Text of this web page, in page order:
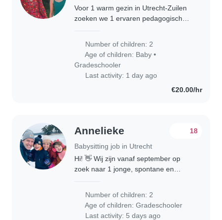
Voor 1 warm gezin in Utrecht-Zuilen
zoeken we 1 ervaren pedagogisch
week, met..
Number of children: 2
Age of children: Baby •
Gradeschooler
Last activity: 1 day ago
€20.00/hr
Annelieke
Babysitting job in Utrecht
18
Hi! 👋 Wij zijn vanaf september op
zoek naar 1 jonge, spontane en
gaat om 1x per 2 weken op maandag,
van..
Number of children: 2
Age of children:Gradeschooler
Last activity: 5 days ago